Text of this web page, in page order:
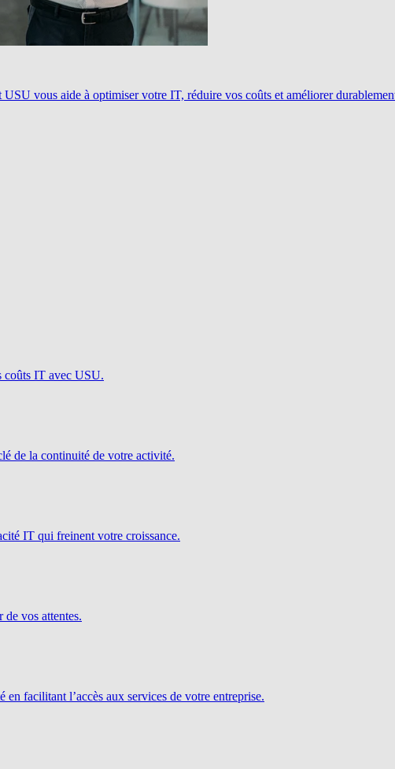
vous aide à optimiser votre IT, réduire vos coûts et améliorer
coûts IT avec USU.
de la continuité de votre activité.
IT qui freinent votre croissance.
de vos attentes.
en facilitant l’accès aux services de votre entreprise.